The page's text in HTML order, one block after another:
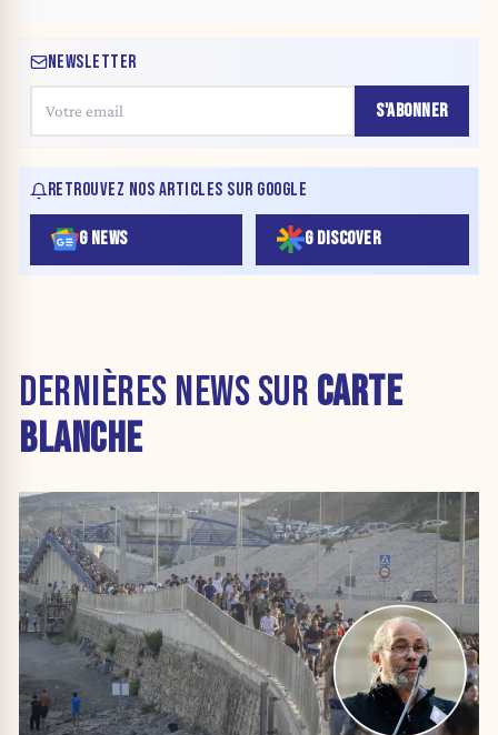
NEWSLETTER
S'ABONNER
RETROUVEZ NOS ARTICLES SUR GOOGLE
G NEWS G DISCOVER
DERNIÈRES NEWS SUR CARTE
BLANCHE